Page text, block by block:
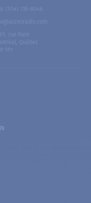
(514) 735-8046
rue Paré
Québec
1P7